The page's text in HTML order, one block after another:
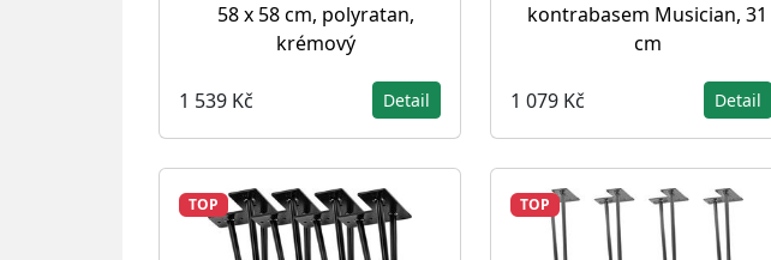
58 x 58 cm, polyratan,
krémový
1 539 Kč Detail
kontrabasem Musician, 31
cm
1 079 Kč Detail
TOP TOP